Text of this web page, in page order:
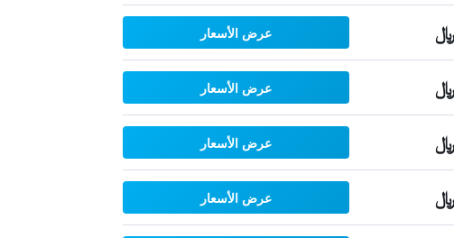
عرض الأسعار
عرض الأسعار
عرض الأسعار
عرض الأسعار